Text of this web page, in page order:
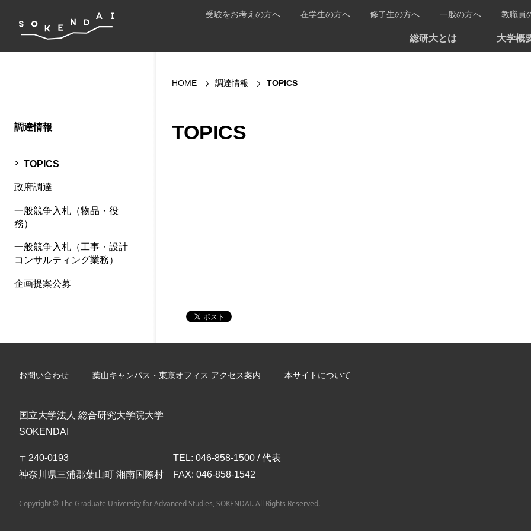
総研大とは 大学概
受験をお考えの方へ 在学生の方へ 修了生の方へ 一般の方へ 教職員
HOME 調達情報 TOPICS
TOPICS
調達情報
TOPICS
政府調達
一般競争入札（物品・役
務）
一般競争入札（工事・設計
コンサルティング業務）
企画提案公募
お問い合わせ 葉山キャンパス・東京オフィス アクセス案内 本サイトについて
国立大学法人 総合研究大学院大学
SOKENDAI
〒240-0193
神奈川県三浦郡葉山町 湘南国際村
TEL: 046-858-1500 / 代表
FAX: 046-858-1542
Copyright © The Graduate University for Advanced Studies, SOKENDAI. All Rights Reserved.